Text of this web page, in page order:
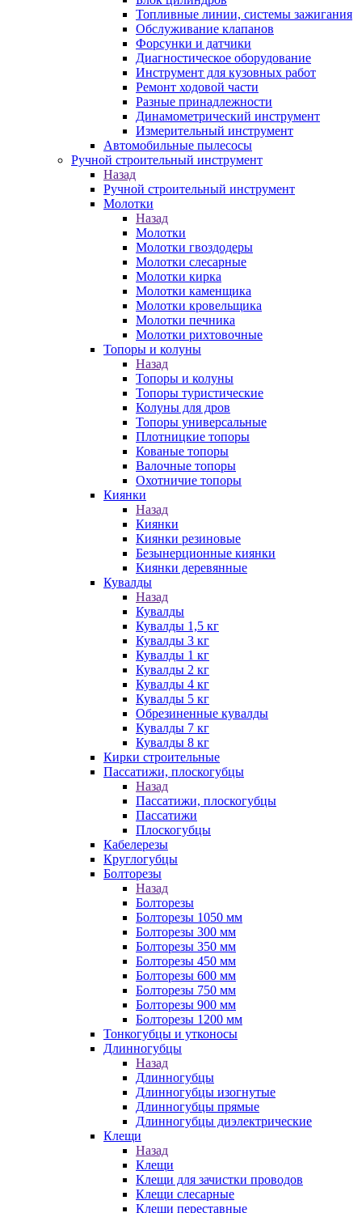
Топливные линии, системы зажигания
Обслуживание клапанов
Форсунки и датчики
Диагностическое оборудование
Инструмент для кузовных работ
Ремонт ходовой части
Разные принадлежности
Динамометрический инструмент
Измерительный инструмент
Автомобильные пылесосы
Ручной строительный инструмент
Назад
Ручной строительный инструмент
Молотки
Назад
Молотки
Молотки гвоздодеры
Молотки слесарные
Молотки кирка
Молотки каменщика
Молотки кровельщика
Молотки печника
Молотки рихтовочные
Топоры и колуны
Назад
Топоры и колуны
Топоры туристические
Колуны для дров
Топоры универсальные
Плотницкие топоры
Кованые топоры
Валочные топоры
Охотничие топоры
Киянки
Назад
Киянки
Киянки резиновые
Безынерционные киянки
Киянки деревянные
Кувалды
Назад
Кувалды
Кувалды 1,5 кг
Кувалды 3 кг
Кувалды 1 кг
Кувалды 2 кг
Кувалды 4 кг
Кувалды 5 кг
Обрезиненные кувалды
Кувалды 7 кг
Кувалды 8 кг
Кирки строительные
Пассатижи, плоскогубцы
Назад
Пассатижи, плоскогубцы
Пассатижи
Плоскогубцы
Кабелерезы
Круглогубцы
Болторезы
Назад
Болторезы
Болторезы 1050 мм
Болторезы 300 мм
Болторезы 350 мм
Болторезы 450 мм
Болторезы 600 мм
Болторезы 750 мм
Болторезы 900 мм
Болторезы 1200 мм
Тонкогубцы и утконосы
Длинногубцы
Назад
Длинногубцы
Длинногубцы изогнутые
Длинногубцы прямые
Длинногубцы диэлектрические
Клещи
Назад
Клещи
Клещи для зачистки проводов
Клещи слесарные
Клещи переставные